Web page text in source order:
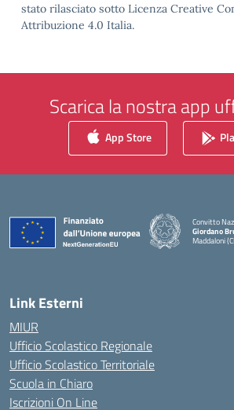
stato rilasciato sotto Licenza Creative
Attribuzione 4.0 Italia.
Scarica la nostra app
App Store
Convitto
Giordano
Maddaloni
Link Esterni
MIUR
Ufficio Scolastico Regionale
Ufficio Scolastico Territoriale
Scuola in Chiaro
Iscrizioni On Line